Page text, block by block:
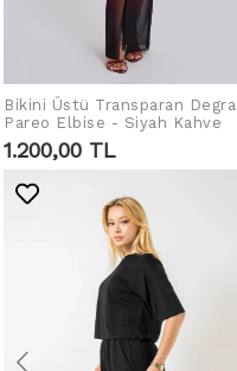
IN DEN WARENKORB
LEGEN
Bikini Üstü Transparan
Pareo Elbise - Siyah Kahve
1.200,00 TL